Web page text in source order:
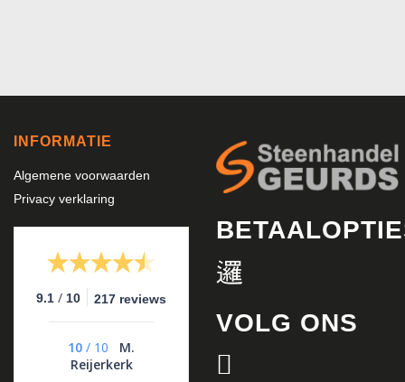
INFORMATIE
Algemene voorwaarden
Privacy verklaring
9.1 / 10 217 reviews
10 / 10
M.
Reijerkerk
VOLG ONS